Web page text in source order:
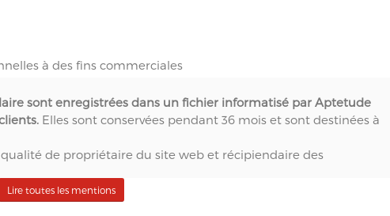
à des fins commerciales
sont enregistrées dans un fichier informatisé par Aptetude
Elles sont conservées pendant 36 mois et sont destinées à
de propriétaire du site web et récipiendaire des
d'agence web,
technique du site web,
Lire toutes les mentions